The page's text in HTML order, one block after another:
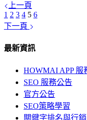
上一頁
1 2 3 4 5 6
下一頁
最新資訊
HOWMAI APP 服
SEO 服務公告
官方公告
SEO策略學習
關鍵字排名與行銷